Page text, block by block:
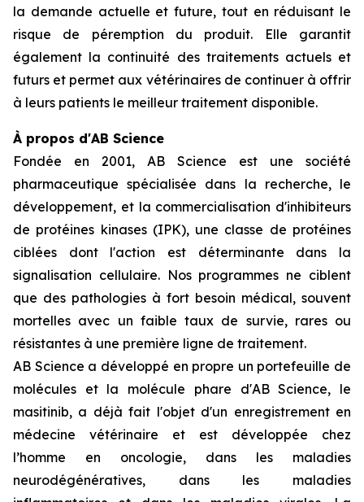
la demande actuelle et future, tout en réduisant le
risque de péremption du produit. Elle garantit
également la continuité des traitements actuels et
futurs et permet aux vétérinaires de continuer à offrir
à leurs patients le meilleur traitement disponible.
À propos d'AB Science
Fondée en 2001, AB Science est une société
pharmaceutique spécialisée dans la recherche, le
développement, et la commercialisation d'inhibiteurs
de protéines kinases (IPK), une classe de protéines
ciblées dont l'action est déterminante dans la
signalisation cellulaire. Nos programmes ne ciblent
que des pathologies à fort besoin médical, souvent
mortelles avec un faible taux de survie, rares ou
résistantes à une première ligne de traitement.
AB Science a développé en propre un portefeuille de
molécules et la molécule phare d'AB Science, le
masitinib, a déjà fait l'objet d'un enregistrement en
médecine vétérinaire et est développée chez
l’homme en oncologie, dans les maladies
neurodégénératives, dans les maladies